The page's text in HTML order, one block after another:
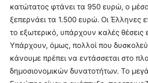
κατώτατος φτάνει τα 950 ευρώ, ο
ξεπερνάει τα 1.500 ευρώ. Οι Έλληνες
το εξωτερικό, υπάρχουν καλές θέσεις
Υπάρχουν, όμως, πολλοί που
κάνουμε πρέπει να εντάσσεται στο
δημοσιονομικών δυνατοτήτων. Το